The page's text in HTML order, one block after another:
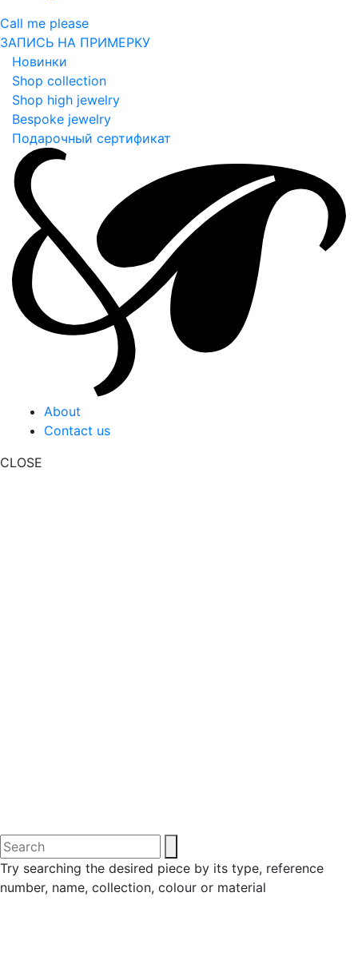
Call me please
ЗАПИСЬ НА ПРИМЕРКУ
Новинки
Shop collection
Shop high jewelry
Bespoke jewelry
Подарочный сертификат
About
Contact us
CLOSE
Try searching the desired piece by its type, reference
number, name, collection, colour or material